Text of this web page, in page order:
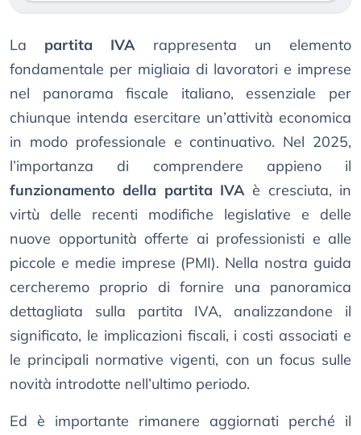
La partita IVA rappresenta un elemento
fondamentale per migliaia di lavoratori e imprese
nel panorama fiscale italiano, essenziale per
chiunque intenda esercitare un’attività economica
in modo professionale e continuativo. Nel 2025,
l’importanza di comprendere appieno il
funzionamento della partita IVA è cresciuta, in
virtù delle recenti modifiche legislative e delle
nuove opportunità offerte ai professionisti e alle
piccole e medie imprese (PMI). Nella nostra guida
cercheremo proprio di fornire una panoramica
dettagliata sulla partita IVA, analizzandone il
significato, le implicazioni fiscali, i costi associati e
le principali normative vigenti, con un focus sulle
novità introdotte nell’ultimo periodo.
Ed è importante rimanere aggiornati perché il